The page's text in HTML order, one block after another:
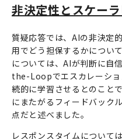
非決定性とスケー
質疑応答では、AIの非決定
用でどう担保するかについ
については、AIが判断に
the-Loopでエスカレーショ
続的に学習させるとのこと
にまたがるフィードバック
点だと述べました。
レスポンスタイムについて